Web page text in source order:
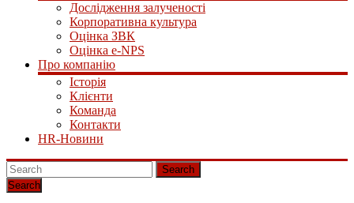
Дослідження залученості
Корпоративна культура
Оцінка ЗВК
Оцінка e-NPS
Про компанію
Історія
Клієнти
Команда
Контакти
HR-Новини
Search